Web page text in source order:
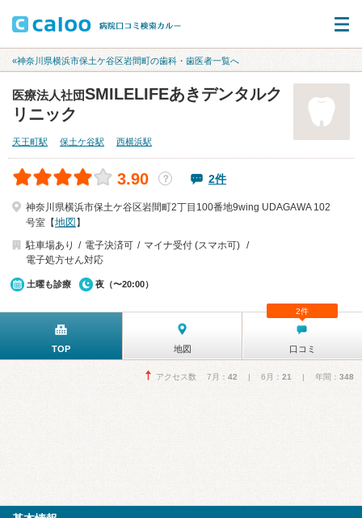
«神奈川県横浜市保土ケ谷区岩間町の歯科・歯医者一覧へ
医療法人社団SMILELIFEあきデンタルク
リニック
天王町駅 保土ケ谷駅 西横浜駅
3.90 ？ 2件
神奈川県横浜市保土ケ谷区岩間町2丁目100番地9wing UDAGAWA 102
号室【地図 】
駐車場あり
電子決済可
マイナ受付 (スマホ可)
電子処方せん対応
土曜も診療 夜（〜20:00）
TOP 地図 口コミ
2件
アクセス数 7月： 42 | 6月： 21 | 年間： 348